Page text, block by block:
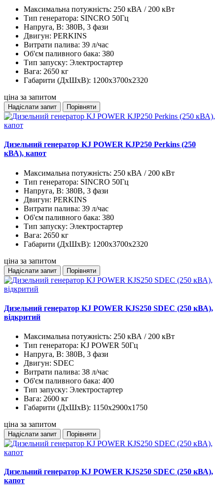
Максимальна потужність: 250 кВА / 200 кВт
Тип генератора: SINCRO 50Гц
Напруга, В: 380В, 3 фази
Двигун: PERKINS
Витрати палива: 39 л/час
Об'єм паливного бака: 380
Тип запуску: Электростартер
Вага: 2650 кг
Габарити (ДхШхВ): 1200x3700x2320
ціна за запитом
Надіслати запит Порівняти
Дизельний генератор KJ POWER KJP250 Perkins (250
кВА), капот
Максимальна потужність: 250 кВА / 200 кВт
Тип генератора: SINCRO 50Гц
Напруга, В: 380В, 3 фази
Двигун: PERKINS
Витрати палива: 39 л/час
Об'єм паливного бака: 380
Тип запуску: Электростартер
Вага: 2650 кг
Габарити (ДхШхВ): 1200x3700x2320
ціна за запитом
Надіслати запит Порівняти
Дизельний генератор KJ POWER KJS250 SDEC (250 кВА),
відкритий
Максимальна потужність: 250 кВА / 200 кВт
Тип генератора: KJ POWER 50Гц
Напруга, В: 380В, 3 фази
Двигун: SDEC
Витрати палива: 38 л/час
Об'єм паливного бака: 400
Тип запуску: Электростартер
Вага: 2600 кг
Габарити (ДхШхВ): 1150x2900x1750
ціна за запитом
Надіслати запит Порівняти
Дизельний генератор KJ POWER KJS250 SDEC (250 кВА),
капот